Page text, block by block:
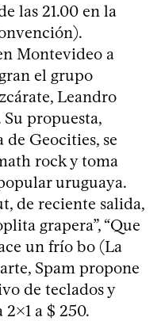
las 21.00 en la
Montevideo a
el grupo
Leandro
Su propuesta,
Geocities, se
rock y toma
uruguaya.
de reciente salida,
grapera”, “Que
un frío bo (La
Spam propone
de teclados y
a $ 250.